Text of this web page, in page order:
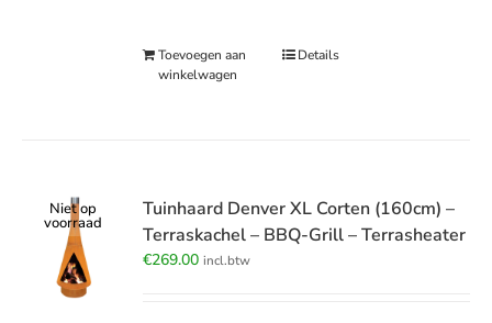
Toevoegen aan
winkelwagen
Details
Niet op
voorraad
Tuinhaard Denver XL Corten (160cm) –
Terraskachel – BBQ-Grill – Terrasheater
€269.00 incl.btw